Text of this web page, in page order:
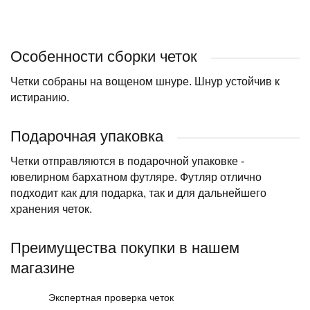
Особенности сборки четок
Четки собраны на вощеном шнуре. Шнур устойчив к
истиранию.
Подарочная упаковка
Четки отправляются в подарочной упаковке -
ювелирном бархатном футляре. Футляр отлично
подходит как для подарка, так и для дальнейшего
хранения четок.
Преимущества покупки в нашем
магазине
Экспертная проверка четок